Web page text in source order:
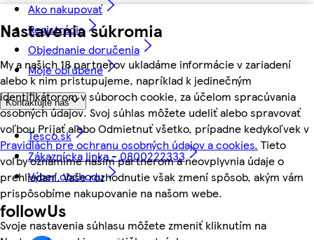
Nastavenia súkromia
My a našich 18 partnerov ukladáme informácie v zariadení
alebo k nim pristupujeme, napríklad k jedinečným
identifikátorom v súboroch cookie, za účelom spracúvania
osobných údajov. Svoj súhlas môžete udeliť alebo spravovať
voľbou Prijať alebo Odmietnuť všetko, prípadne kedykoľvek v
Pravidlách pre ochranu osobných údajov a cookies. Tieto
voľby oznámime našim partnerom a neovplyvnia údaje o
prehliadaní. Vaše rozhodnutie však zmení spôsob, akým vám
prispôsobíme nakupovanie na našom webe.
Svoje nastavenia súhlasu môžete zmeniť kliknutím na
Ako nakupovať
Registrácia
Objednanie doručenia
Moje obľúbené
Kontaktujte nás
Tesco.sk
Zákaznícka linka - 0800222333
Výber obchodu
followUs